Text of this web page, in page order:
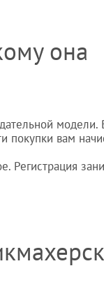
она
модели.
покупки вам
Регистрация